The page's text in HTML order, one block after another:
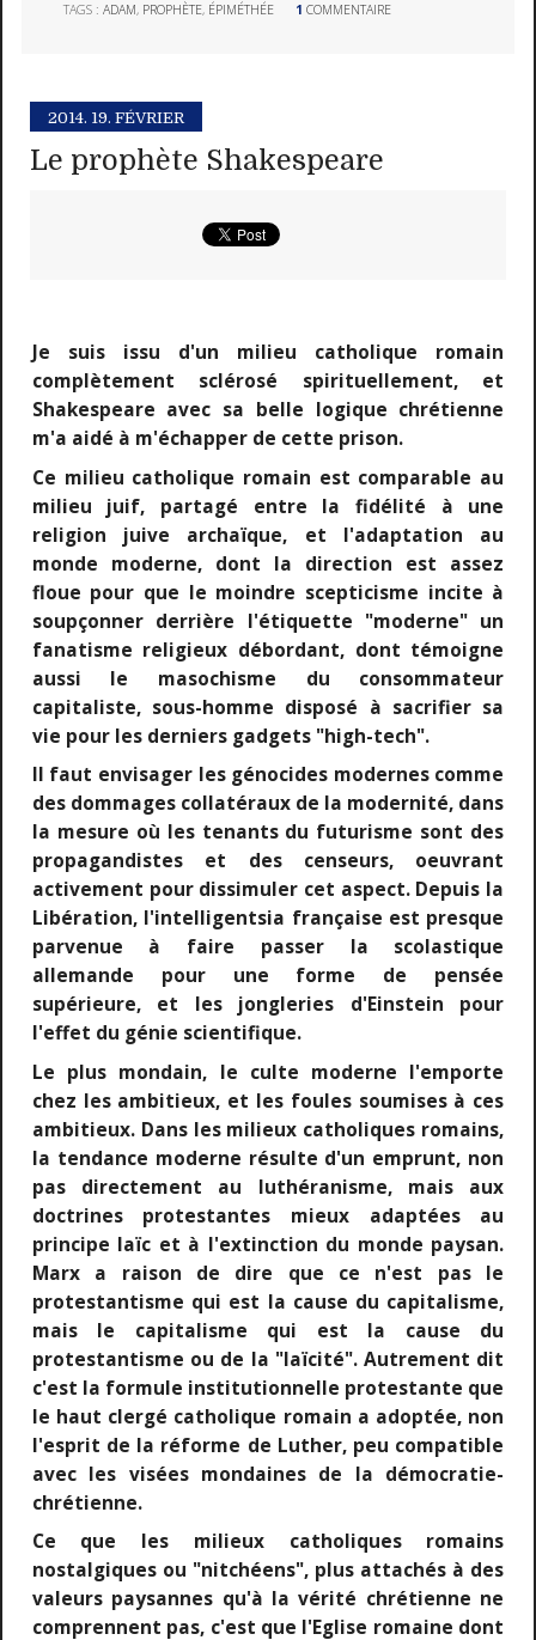
TAGS :ADAM, PROPHÈTE, ÉPIMÉTHÉE 1 COMMENTAIRE
2014. 19. FÉVRIER
Le prophète Shakespeare
Je suis issu d'un milieu catholique romain
complètement sclérosé spirituellement, et
Shakespeare avec sa belle logique chrétienne
m'a aidé à m'échapper de cette prison.
Ce milieu catholique romain est comparable au
milieu juif, partagé entre la fidélité à une
religion juive archaïque, et l'adaptation au
monde moderne, dont la direction est assez
floue pour que le moindre scepticisme incite à
soupçonner derrière l'étiquette "moderne" un
fanatisme religieux débordant, dont témoigne
aussi le masochisme du consommateur
capitaliste, sous-homme disposé à sacrifier sa
vie pour les derniers gadgets "high-tech".
Il faut envisager les génocides modernes comme
des dommages collatéraux de la modernité, dans
la mesure où les tenants du futurisme sont des
propagandistes et des censeurs, oeuvrant
activement pour dissimuler cet aspect. Depuis la
Libération, l'intelligentsia française est presque
parvenue à faire passer la scolastique
allemande pour une forme de pensée
supérieure, et les jongleries d'Einstein pour
l'effet du génie scientifique.
Le plus mondain, le culte moderne l'emporte
chez les ambitieux, et les foules soumises à ces
ambitieux. Dans les milieux catholiques romains,
la tendance moderne résulte d'un emprunt, non
pas directement au luthéranisme, mais aux
doctrines protestantes mieux adaptées au
principe laïc et à l'extinction du monde paysan.
Marx a raison de dire que ce n'est pas le
protestantisme qui est la cause du capitalisme,
mais le capitalisme qui est la cause du
protestantisme ou de la "laïcité". Autrement dit
c'est la formule institutionnelle protestante que
le haut clergé catholique romain a adoptée, non
l'esprit de la réforme de Luther, peu compatible
avec les visées mondaines de la démocratie-
chrétienne.
Ce que les milieux catholiques romains
nostalgiques ou "nitchéens", plus attachés à des
valeurs paysannes qu'à la vérité chrétienne ne
comprennent pas, c'est que l'Eglise romaine dont